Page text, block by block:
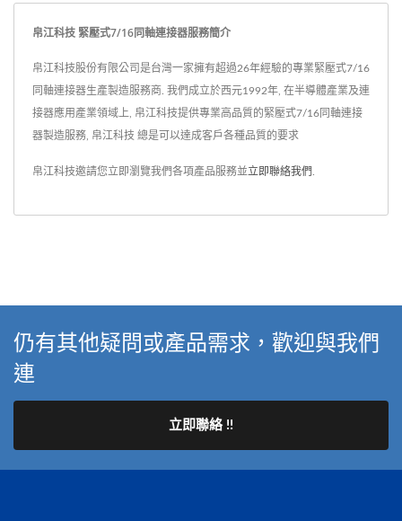
帛江科技 緊壓式7/16同軸連接器服務簡介
帛江科技股份有限公司是台灣一家擁有超過26年經驗的專業緊壓式7/16
同軸連接器生產製造服務商. 我們成立於西元1992年, 在半導體產業及連
接器應用產業領域上, 帛江科技提供專業高品質的緊壓式7/16同軸連接
器製造服務, 帛江科技 總是可以達成客戶各種品質的要求
帛江科技邀請您立即瀏覽我們各項產品服務並 立即聯絡我們
仍有其他疑問或產品需求，歡迎與我們
連
立即聯絡 !!